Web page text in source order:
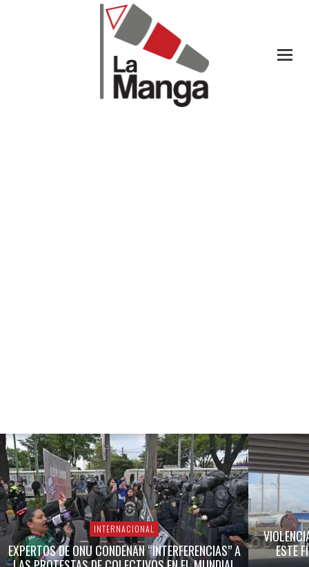
INTERNACIONAL
EXPERTOS DE ONU CONDENAN “INTERFERENCIAS” A
ESTE